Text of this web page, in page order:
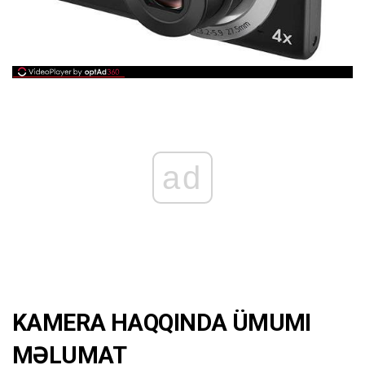
ad
KAMERA HAQQINDA ÜMUMI
MƏLUMAT